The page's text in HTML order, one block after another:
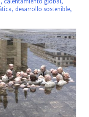
desarrollo sostenible,